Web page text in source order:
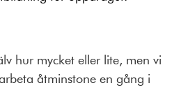
hur mycket eller lite, men vi
åtminstone en gång i